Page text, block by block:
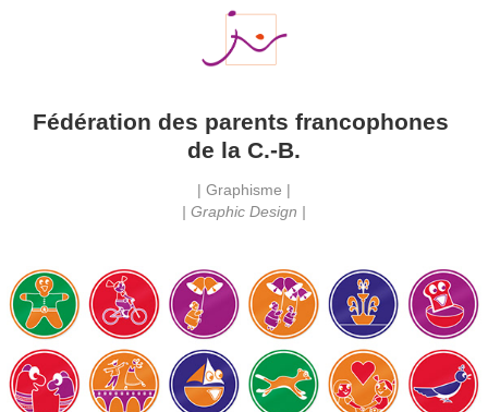
Fédération des parents francophones
de la C.-B.
| Graphisme |
| Graphic Design |